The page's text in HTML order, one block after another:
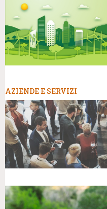
AZIENDE E SERVIZI